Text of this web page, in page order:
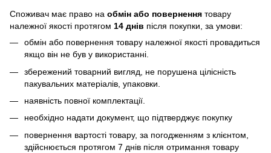
Споживач має право на обмін або повернення товару
належної якості протягом 14 днів після покупки, за умови:
обмін або повернення товару належної якості провадиться
якщо він не був у використанні.
збережений товарний вигляд, не порушена цілісність
пакувальних матеріалів, упаковки.
наявність повної комплектації.
необхідно надати документ, що підтверджує покупку
повернення вартості товару, за погодженням з клієнтом,
здійснюється протягом 7 днів після отримання товару